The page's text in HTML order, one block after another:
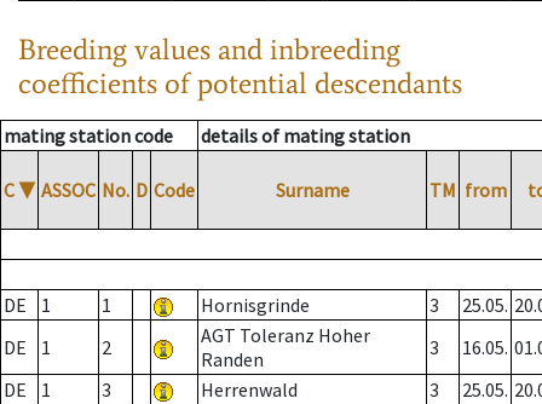
Breeding values and inbreeding
coefficients of potential descendants
mating station code details of mating station
C ▼ ASSOC No. D Code Surname TM from
DE 1 1 Hornisgrinde 3 25.05.
DE
1 2
AGT Toleranz Hoher
Randen
3 16.05.
DE
1 3 Herrenwald 3 25.05.